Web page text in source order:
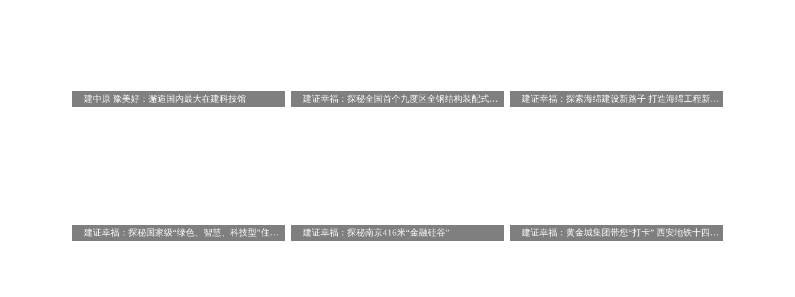
建中原 豫美好：邂逅国内最大在建科技馆 建证幸福：探秘全国首个九度区全钢结构装配式建筑 建证幸福：探索海绵建设新路子 打造海绵工程新样板
建证幸福：探秘国家级“绿色、智慧、科技型”住房标杆项目的建造密码 建证幸福：探秘南京416米“金融硅谷” 建证幸福：黄金城集团带您“打卡” 西安地铁十四号线